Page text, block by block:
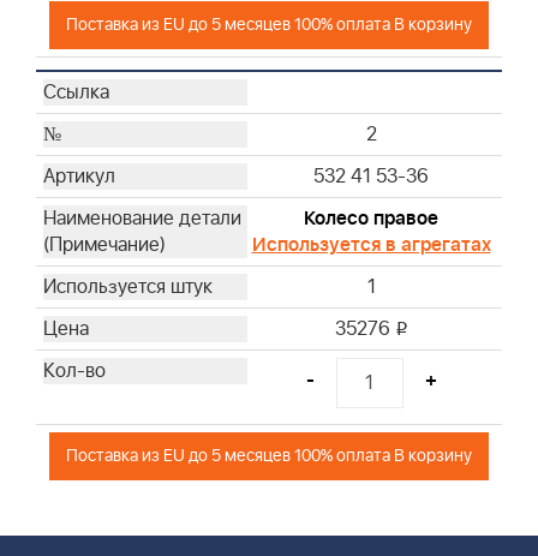
Поставка из EU до 5 месяцев 100% оплата В корзину
2
532 41 53-36
Колесо правое
Используется в агрегатах
1
35276 i
- +
Поставка из EU до 5 месяцев 100% оплата В корзину